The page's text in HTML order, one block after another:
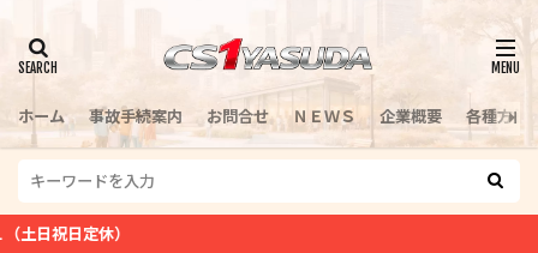
ホーム 事故手続案内 お問合せ ＮＥＷＳ 企業概要 各種方針
）
検索